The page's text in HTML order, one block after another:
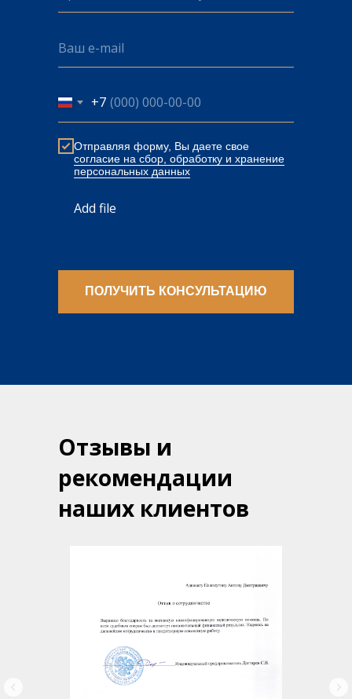
+7
Отправляя форму, Вы даете свое
cогласие на сбор, обработку и хранение
персональных данных
Add file
ПОЛУЧИТЬ КОНСУЛЬТАЦИЮ
Отзывы и
рекомендации
наших клиентов